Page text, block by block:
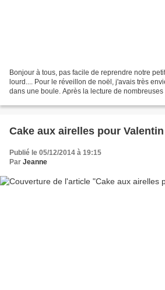
Bonjour à tous, pas facile de reprendre notre
lourd.... Pour le réveillon de noël, j'avais très
dans une boule. Après la lecture de
Cake aux airelles pour Valentin
Publié le 05/12/2014 à 19:15
Par Jeanne